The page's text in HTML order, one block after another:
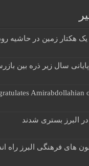
هکتار زمین در حاشیه
سال زیر ذره بین
Amirabdollahian
های فرهنگی البرز راه